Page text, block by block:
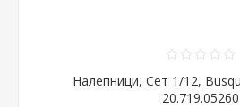
Налепници, Сет 1/12,
20.719.05260